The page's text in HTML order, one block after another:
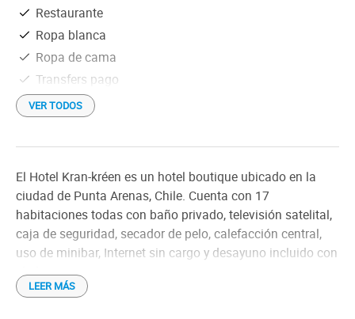
Restaurante
Ropa blanca
Ropa de cama
Transfers pago
Wi-Fi gratis
VER TODOS
El Hotel Kran-kréen es un hotel boutique ubicado en la
ciudad de Punta Arenas, Chile. Cuenta con 17
habitaciones todas con baño privado, televisión satelital,
caja de seguridad, secador de pelo, calefacción central,
uso de minibar, Internet sin cargo y desayuno incluido con
el alojamiento.
LEER MÁS